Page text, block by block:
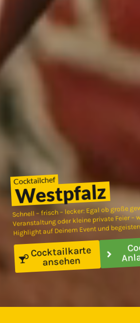
Cocktailchef
Westpfalz
Schnell – frisch – lecker: Egal ob große
Veranstaltung oder kleine private Feier –
Highlight auf Deinem Event und
Cocktailkarte
ansehen